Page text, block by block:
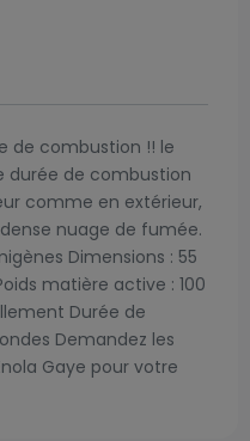
de combustion !! le
durée de combustion
comme en extérieur,
nuage de fumée.
Dimensions : 55
matière active : 100
Durée de
Demandez les
Gaye pour votre